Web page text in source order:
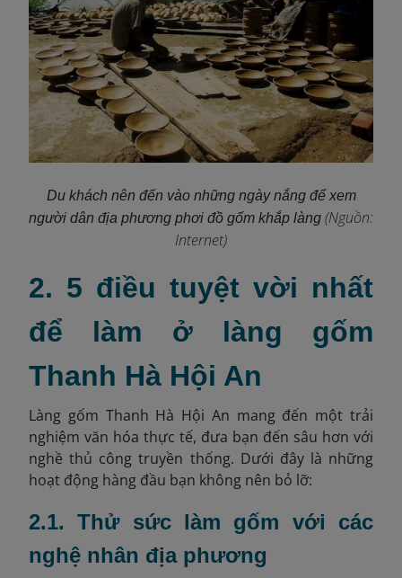
Du khách nên đến vào những ngày nắng để xem
người dân địa phương phơi đồ gốm khắp làng (Nguồn:
Internet)
2. 5 điều tuyệt vời nhất
để làm ở làng gốm
Thanh Hà Hội An
Làng gốm Thanh Hà Hội An mang đến một trải
nghiệm văn hóa thực tế, đưa bạn đến sâu hơn với
nghề thủ công truyền thống. Dưới đây là những
hoạt động hàng đầu bạn không nên bỏ lỡ:
2.1. Thử sức làm gốm với các
nghệ nhân địa phương